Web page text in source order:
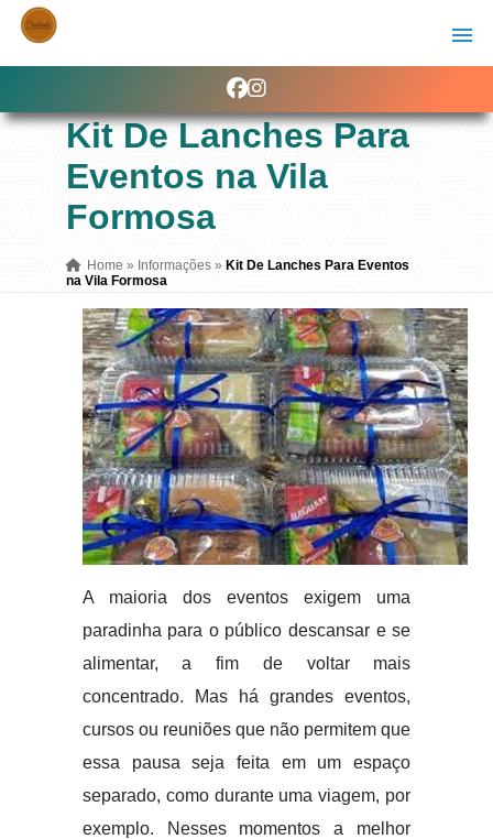
Kit De Lanches Para
Eventos na Vila
Formosa
Home » Informações » Kit De Lanches Para Eventos
na Vila Formosa
A maioria dos eventos exigem uma
paradinha para o público descansar e se
alimentar, a fim de voltar mais
concentrado. Mas há grandes eventos,
cursos ou reuniões que não permitem que
essa pausa seja feita em um espaço
separado, como durante uma viagem, por
exemplo. Nesses momentos a melhor